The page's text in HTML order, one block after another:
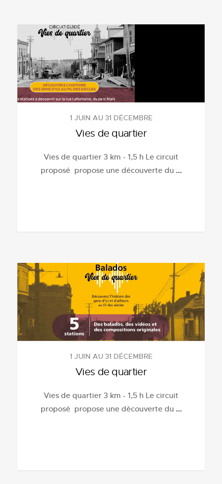
1 JUIN AU 31 DÉCEMBRE
Vies de quartier
Vies de quartier 3 km - 1,5 h Le circuit
proposé propose une découverte du ...
1 JUIN AU 31 DÉCEMBRE
Vies de quartier
Vies de quartier 3 km - 1,5 h Le circuit
proposé propose une découverte du ...